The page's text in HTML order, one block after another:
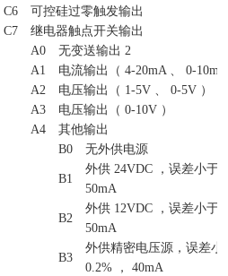
C6
可控硅过零触发输出
C7
继电器触点开关输出
A0
无变送输出 2
A1
电流输出（ 4-20mA 、 0-
A2
电压输出（ 1-5V 、 0-5V ）
A3
电压输出（ 0-10V ）
A4
其他输出
B0 无外供电源
B1
外供 24VDC ，误差小于
50mA
B2
外供 12VDC ，误差小于
50mA
B3
外供精密电压源，误差小
0.2% ， 40mA